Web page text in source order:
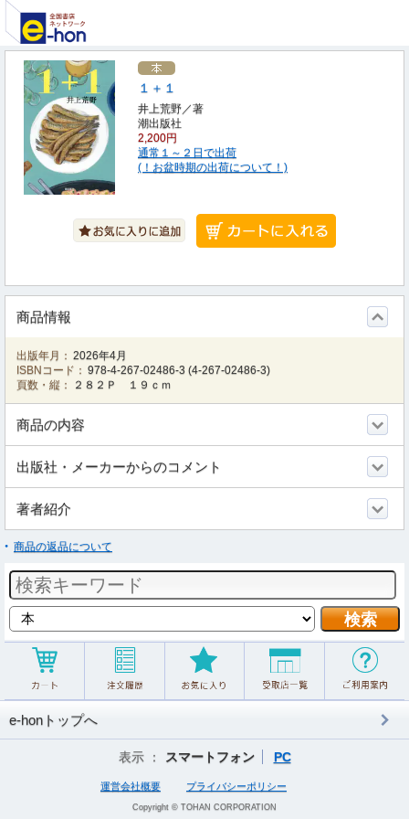
１＋１
井上荒野／著
潮出版社
2,200円
通常１～２日で出荷
(！お盆時期の出荷について！)
商品情報
出版年月： 2026年4月
ISBNコード： 978-4-267-02486-3 (4-267-02486-3)
頁数・縦：
２８２Ｐ １９ｃｍ
商品の内容
出版社・メーカーからのコメント
著者紹介
商品の返品について
e-honトップへ
表示 ： スマートフォン PC
運営会社概要 プライバシーポリシー
Copyright © TOHAN CORPORATION